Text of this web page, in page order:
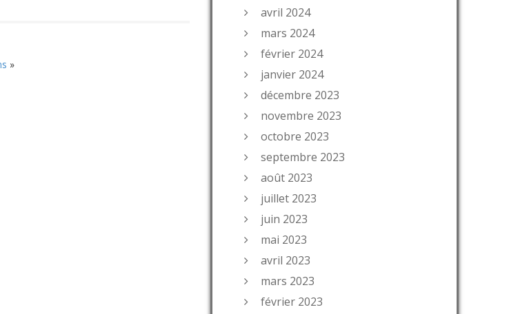
»
avril 2024
mars 2024
février 2024
janvier 2024
décembre 2023
novembre 2023
octobre 2023
septembre 2023
août 2023
juillet 2023
juin 2023
mai 2023
avril 2023
mars 2023
février 2023